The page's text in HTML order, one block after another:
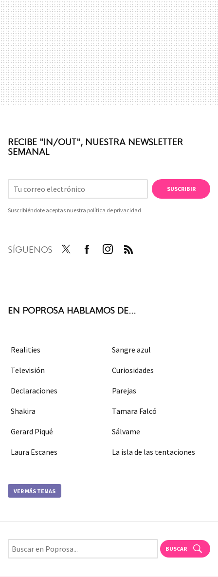
RECIBE "IN/OUT", NUESTRA NEWSLETTER
SEMANAL
SUSCRIBIR
Suscribiéndote aceptas nuestra política de privacidad
SÍGUENOS
EN POPROSA HABLAMOS DE...
Realities Sangre azul
Televisión Curiosidades
Declaraciones Parejas
Shakira Tamara Falcó
Gerard Piqué Sálvame
Laura Escanes La isla de las tentaciones
VER MÁS TEMAS
BUSCAR